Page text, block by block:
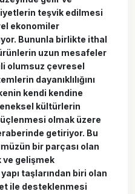
teşvik edilmesi
ekonomiler
Bununla birlikte ithal
uzun mesafeler
olumsuz çevresel
dayanıklılığını
kendi kendine
kültürlerin
olmak üzere
getiriyor. Bu
bir parçası olan
ve gelişmek
taşlarından biri olan
ile desteklenmesi